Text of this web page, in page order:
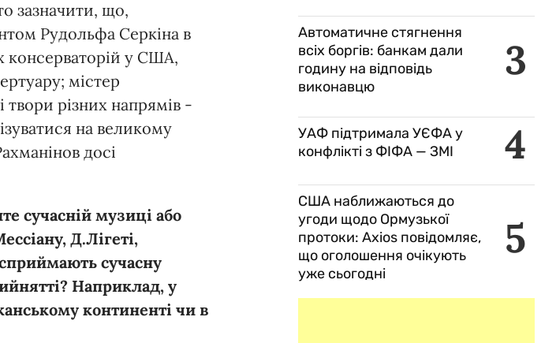
зазначити, що,
Рудольфа Серкіна в
консерваторій у США,
містер
різних напрямів -
на великому
досі
сучасній музиці або
Д.Лігеті,
сучасну
Наприклад, у
континенті чи в
3
Автоматичне стягнення
всіх боргів: банкам дали
годину на відповідь
виконавцю
4
УАФ підтримала УЄФА у
конфлікті з ФІФА — ЗМІ
5
США наближаються до
угоди щодо Ормузької
протоки: Axios повідомляє,
що оголошення очікують
уже сьогодні